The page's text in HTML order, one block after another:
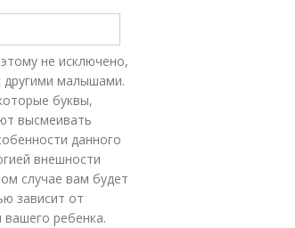
не исключено,
другими малышами.
буквы,
высмеивать
данного
внешности
случае вам будет
зависит от
вашего ребенка.